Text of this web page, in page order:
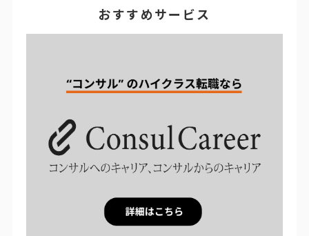
おすすめサービス